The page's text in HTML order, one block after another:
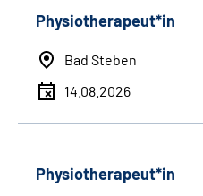
Physiotherapeut*in
Bad Steben
14.08.2026
Physiotherapeut*in